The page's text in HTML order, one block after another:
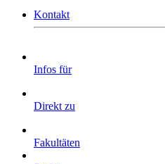
Kontakt
Infos für
Direkt zu
Fakultäten